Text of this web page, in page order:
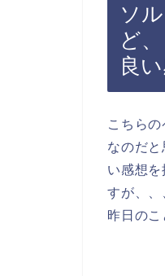
ソ
ど
良
こちら
なのだ
い感想
すが、
昨日のこ